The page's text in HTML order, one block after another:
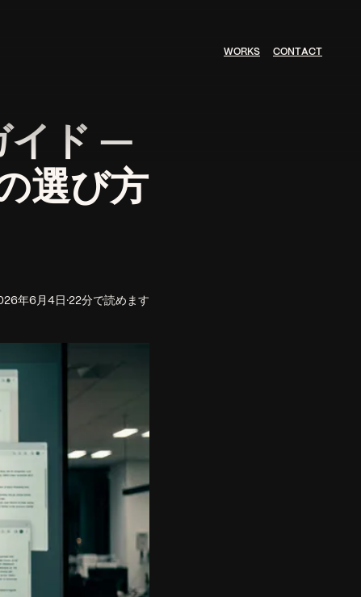
WORKS CONTACT
イド —
選び方
年6月4日 ·22分で読めます